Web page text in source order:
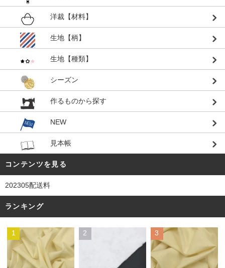
洋裁【材料】
生地【柄】
生地【種類】
シーズン
作るものから探す
NEW
見本帳
コンテンツを見る
202305配送料
ランキング
1 2 3